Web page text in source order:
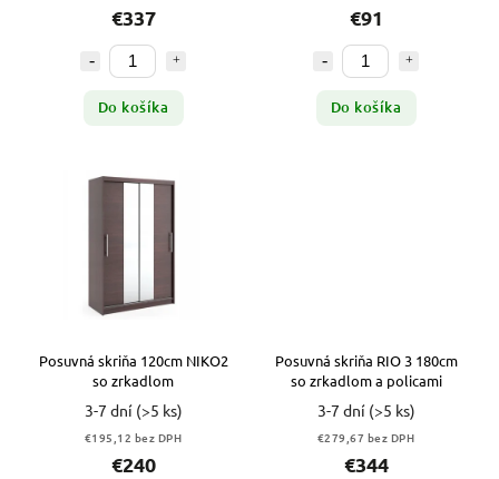
€337
Do košíka
€91
Do košíka
Posuvná skriňa 120cm NIKO2
so zrkadlom
3-7 dní (>5 ks)
€195,12 bez DPH
€240
Posuvná skriňa RIO 3 180cm
so zrkadlom a policami
3-7 dní (>5 ks)
€279,67 bez DPH
€344